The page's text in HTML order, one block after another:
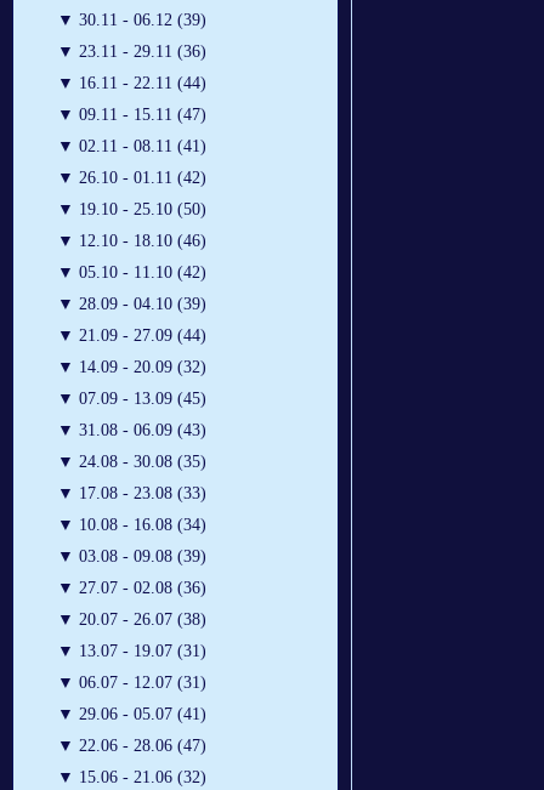
▼ 30.11 - 06.12 (39)
▼ 23.11 - 29.11 (36)
▼ 16.11 - 22.11 (44)
▼ 09.11 - 15.11 (47)
▼ 02.11 - 08.11 (41)
▼ 26.10 - 01.11 (42)
▼ 19.10 - 25.10 (50)
▼ 12.10 - 18.10 (46)
▼ 05.10 - 11.10 (42)
▼ 28.09 - 04.10 (39)
▼ 21.09 - 27.09 (44)
▼ 14.09 - 20.09 (32)
▼ 07.09 - 13.09 (45)
▼ 31.08 - 06.09 (43)
▼ 24.08 - 30.08 (35)
▼ 17.08 - 23.08 (33)
▼ 10.08 - 16.08 (34)
▼ 03.08 - 09.08 (39)
▼ 27.07 - 02.08 (36)
▼ 20.07 - 26.07 (38)
▼ 13.07 - 19.07 (31)
▼ 06.07 - 12.07 (31)
▼ 29.06 - 05.07 (41)
▼ 22.06 - 28.06 (47)
▼ 15.06 - 21.06 (32)